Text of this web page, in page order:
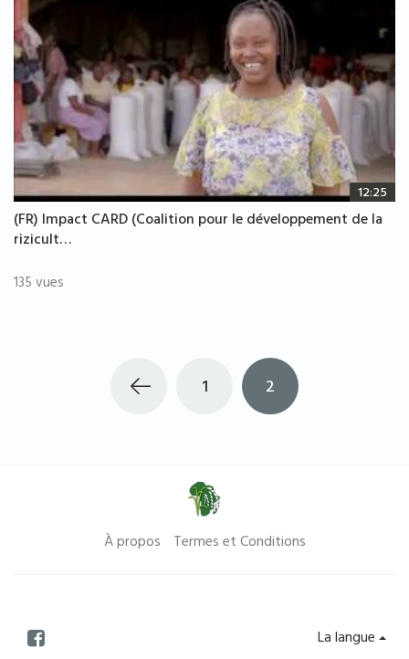
12:25
(FR) Impact CARD (Coalition pour le développement de la
rizicult…
135 vues
1 2
À propos Termes et Conditions
La langue